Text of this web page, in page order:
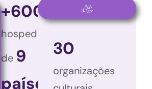
+600
hospedagem
de 9
países
30
organizações